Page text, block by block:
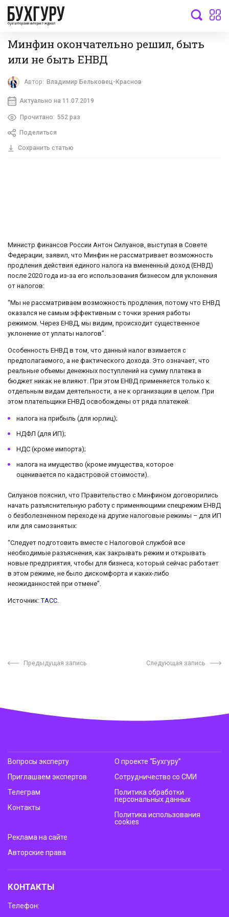
бухгалтерский интернет-журнал
Минфин окончательно решил, быть
или не быть ЕНВД
Автор: Владимир Бельковец-Краснов
Актуально на 11.07.2019
Прочитано: 552 раз
Поделиться
Сохранить статью
Министр финансов России Антон Силуанов, выступая в Совете
Федерации, заявил, что Минфин не рассматривает возможность
продления действия единого налога на вмененный доход (ЕНВД)
после 2020 года из-за его использования бизнесом для уклонения
от налогов:
“Мы не рассматриваем возможность продления, потому что ЕНВД
оказался не самым эффективным с точки зрения работы
режимом. Через ЕНВД, мы видим, происходит существенное
уклонение от уплаты налогов”.
Особенность ЕНВД в том, что данный налог взимается с
предполагаемого, а не фактического дохода. Это означает, что
реальные объемы денежных поступлений на сумму платежа в
бюджет никак не влияют. При этом ЕНВД применяется только к
отдельным видам деятельности, а не к организации в целом. При
этом плательщики ЕНВД освобождены от ряда платежей:
налога на прибыль (для юрлиц);
НДФЛ (для ИП);
НДС (кроме импорта);
налога на имущество (кроме имущества, которое
оценивается по кадастровой стоимости).
Силуанов пояснил, что Правительство с Минфином договорились
начать разъяснительную работу с применяющими спецрежим ЕНВД
о безболезненном переходе на другие налоговые режимы – для ИП
или для самозанятых:
“Следует подготовить вместе с Налоговой службой все
необходимые разъяснения, как закрывать режим и открывать
новые предприятия, чтобы для бизнеса, который сейчас работает
в этом режиме, не было дискомфорта и каких-либо
неожиданностей при отмене”.
Источник: ТАСС
Предыдущая запись Следующая запись
Вопросы эксперту
Приглашаем экспертов
Телеграм
Контакты
О проекте “Бухгуру”
Сотрудничество со СМИ
Политика обработки
персональных данных
Политика использования
cookies
Реклама на сайте
Авторские права
КОНТАКТЫ
Телефон: